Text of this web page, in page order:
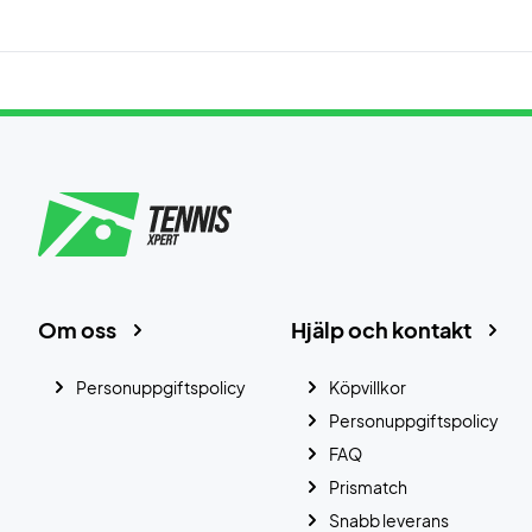
Hjälp och kontakt
Köpvillkor
Personuppgiftspolicy
FAQ
Prismatch
Snabb leverans
Om oss
Personuppgiftspolicy